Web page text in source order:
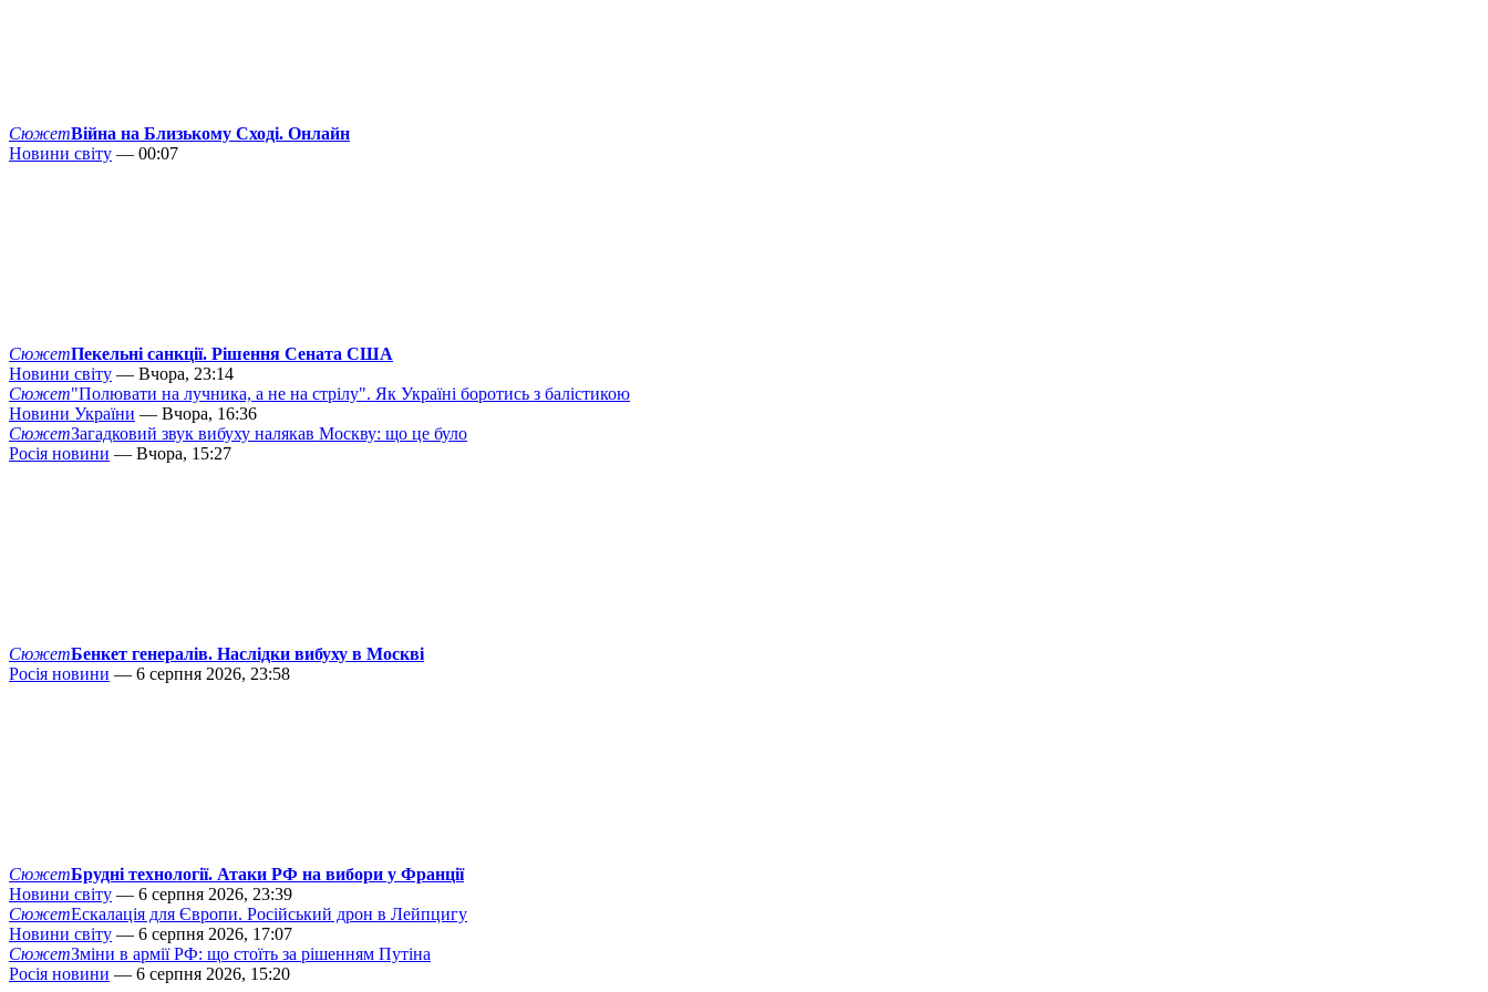
СюжетВійна на Близькому Сході. Онлайн
Новини світу — 00:07
СюжетПекельні санкції. Рішення Сената США
Новини світу — Вчора, 23:14
Сюжет"Полювати на лучника, а не на стрілу". Як Україні боротись з балістикою
Новини України — Вчора, 16:36
СюжетЗагадковий звук вибуху налякав Москву: що це було
Росія новини — Вчора, 15:27
СюжетБенкет генералів. Наслідки вибуху в Москві
Росія новини — 6 серпня 2026, 23:58
СюжетБрудні технології. Атаки РФ на вибори у Франції
Новини світу — 6 серпня 2026, 23:39
СюжетЕскалація для Європи. Російський дрон в Лейпцигу
Новини світу — 6 серпня 2026, 17:07
СюжетЗміни в армії РФ: що стоїть за рішенням Путіна
Росія новини — 6 серпня 2026, 15:20